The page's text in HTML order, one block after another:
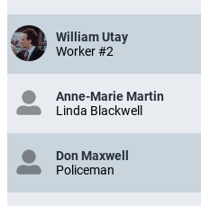
William Utay
Worker #2
Anne-Marie Martin
Linda Blackwell
Don Maxwell
Policeman